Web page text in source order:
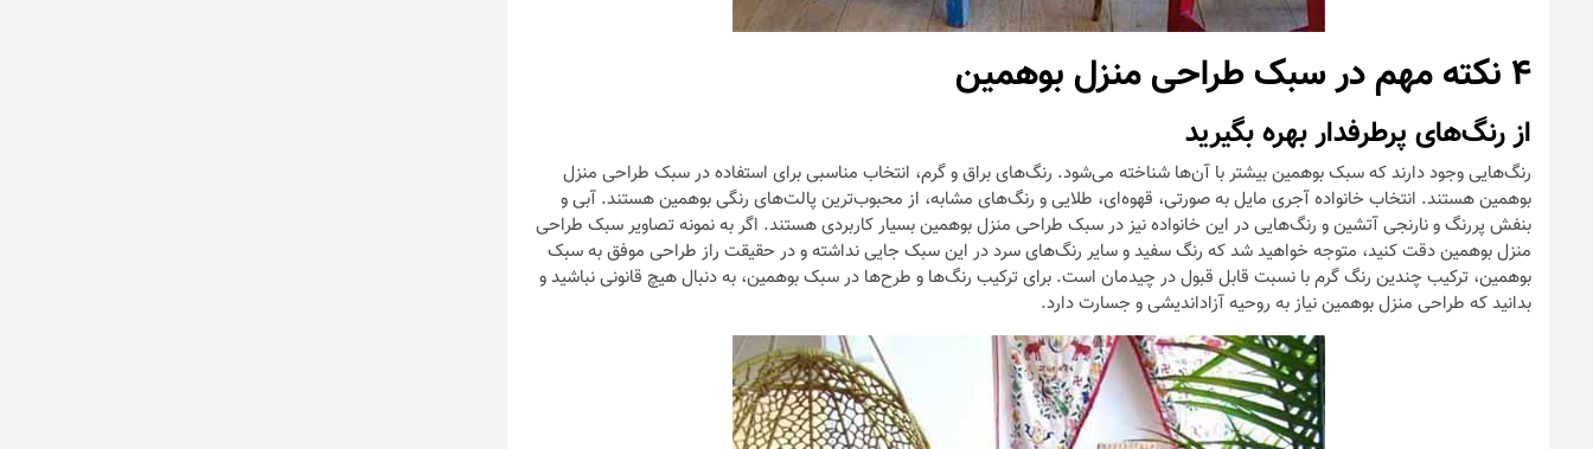
۴ نکته مهم در سبک طراحی منزل بوهمین
از رنگ‌های پرطرفدار بهره بگیرید
رنگ‌هایی وجود دارند که سبک بوهمین بیشتر با آن‌ها شناخته می‌شود. رنگ‌های براق و گرم، انتخاب مناسبی برای استفاده در سبک طراحی منزل
بوهمین هستند. انتخاب خانواده آجری مایل به صورتی، قهوه‌ای، طلایی و رنگ‌های مشابه، از محبوب‌ترین پالت‌های رنگی بوهمین هستند. آبی و
بنفش پررنگ و نارنجی آتشین و رنگ‌هایی در این خانواده نیز در سبک طراحی منزل بوهمین بسیار کاربردی هستند. اگر به نمونه تصاویر سبک طراحی
منزل بوهمین دقت کنید، متوجه خواهید شد که رنگ سفید و سایر رنگ‌های سرد در این سبک جایی نداشته و در حقیقت راز طراحی موفق به سبک
بوهمین، ترکیب چندین رنگ گرم با نسبت قابل قبول در چیدمان است. برای ترکیب رنگ‌ها و طرح‌ها در سبک بوهمین، به دنبال هیچ قانونی نباشید و
بدانید که طراحی منزل بوهمین نیاز به روحیه آزاداندیشی و جسارت دارد.